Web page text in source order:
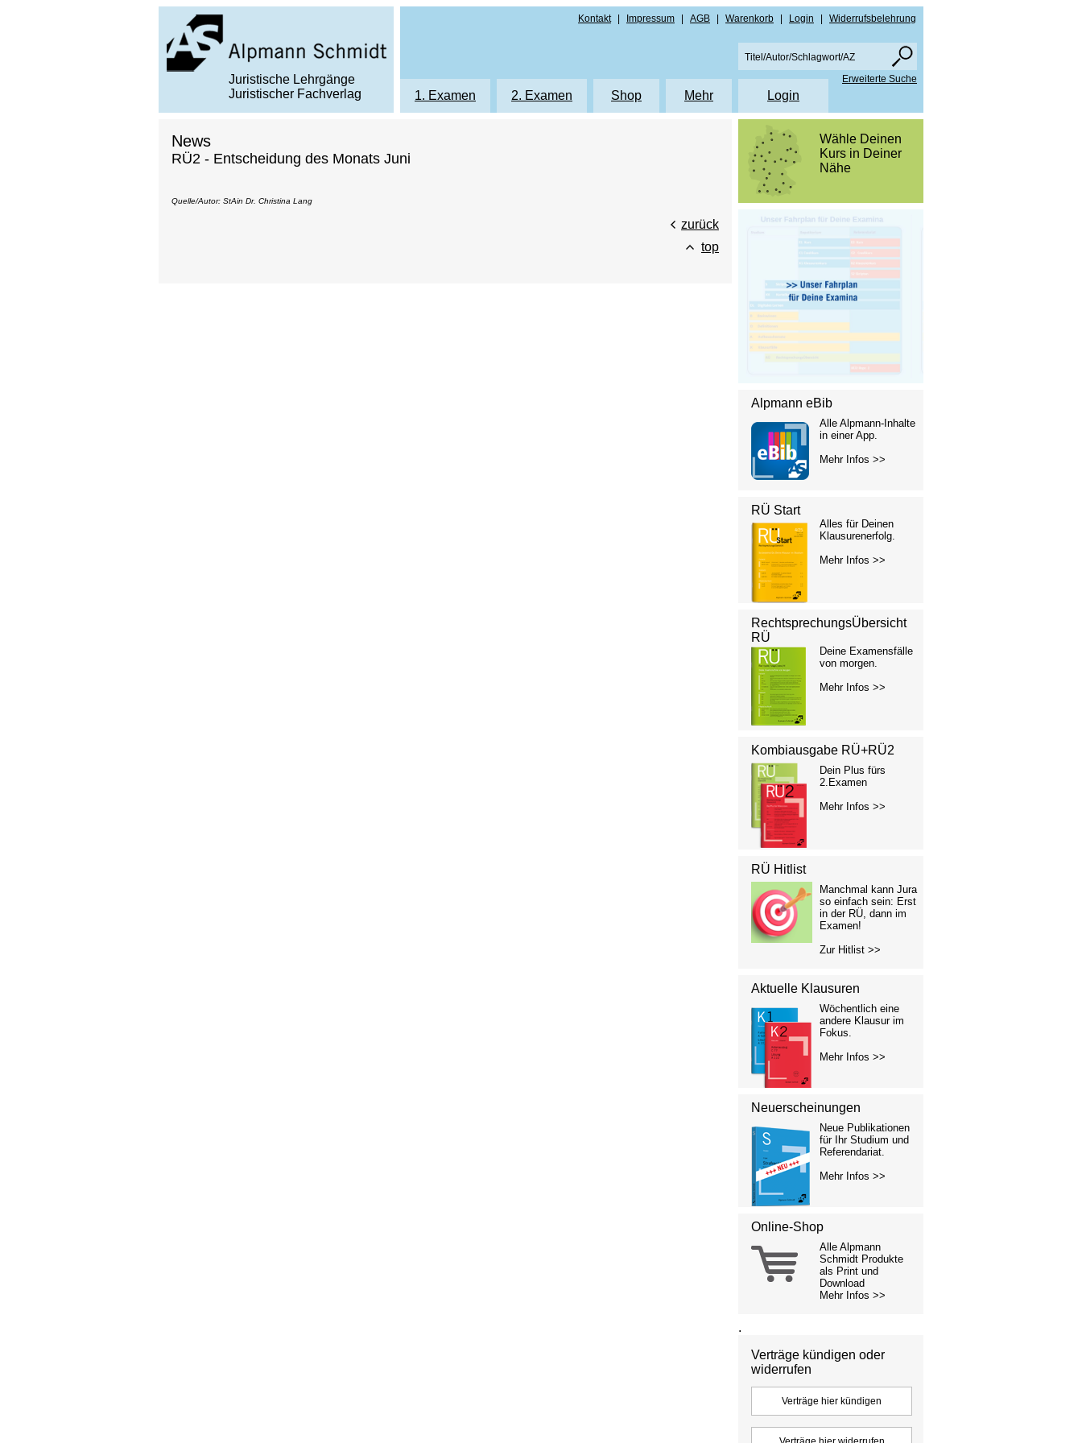
Juristische Lehrgänge
Juristischer Fachverlag
Kontakt Impressum AGB Warenkorb Login Widerrufsbelehrung
1. Examen 2. Examen Shop
Protokolle 1. Examen NRW
Mehr
Hinweise PDF Downloads
Login
Erweiterte Suche
News
RÜ2 - Entscheidung des Monats Juni
Quelle/Autor: StAin Dr. Christina Lang
zurück
top
Wähle Deinen
Kurs in Deiner
Nähe
Alpmann eBib
Alle Alpmann-Inhalte
in einer App.
Mehr Infos >>
RÜ Start
Alles für Deinen
Klausurenerfolg.
Mehr Infos >>
RechtsprechungsÜbersicht
RÜ
Deine Examensfälle
von morgen.
Mehr Infos >>
Kombiausgabe RÜ+RÜ2
Dein Plus fürs
2.Examen
Mehr Infos >>
RÜ Hitlist
Manchmal kann Jura
so einfach sein: Erst
in der RÜ, dann im
Examen!
Zur Hitlist >>
Aktuelle Klausuren
Wöchentlich eine
andere Klausur im
Fokus.
Mehr Infos >>
Neuerscheinungen
Neue Publikationen
für Ihr Studium und
Referendariat.
Mehr Infos >>
Online-Shop
Alle Alpmann
Schmidt Produkte
als Print und
Download
Mehr Infos >>
.
Verträge kündigen oder
widerrufen